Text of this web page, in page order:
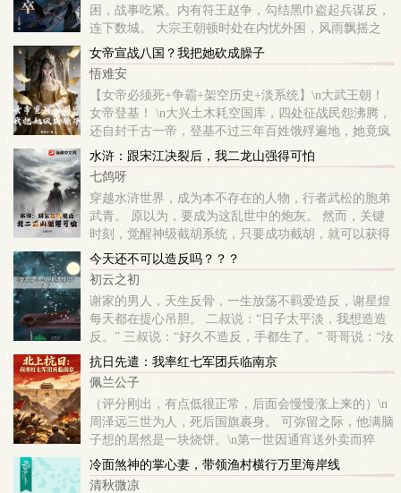
困，战事吃紧。内有符王赵争，勾结黑巾盗起兵谋反，
连下数城。 大宗王朝顿时处在内忧外困，风雨飘摇之
中。同年冬，林丰意外穿越至距边城八十里的胡西铺
乡，岭兜子村烽火台，成为一名镇西军戍守烽火台的
步...
女帝宣战八国？我把她砍成臊子
悟难安
【女帝必须死+争霸+架空历史+淡系统】\n大武王朝！
女帝登基！ \n大兴土木耗空国库，四处征战民怨沸腾，
还自封千古一帝，登基不过三年百姓饿殍遍地，她竟疯
魔到直接宣战八国！ \n刘冠一穿越，就体验地狱开局，
饿得趴在路边啃树皮，满心绝...
水浒：跟宋江决裂后，我二龙山强得可怕
七鸽呀
穿越水浒世界，成为本不存在的人物，行者武松的胞弟
武青。 原以为，要成为这乱世中的炮灰。 然而，关键
时刻，觉醒神级截胡系统，只要成功截胡，就可以获得
各种各样的系统奖励。 “叮咚，恭喜宿主截胡宋江，成
功阻止梁山招安，获得奖励万吨...
今天还不可以造反吗？？？
初云之初
谢家的男人，天生反骨，一生放荡不羁爱造反，谢星煌
每天都在提心吊胆。 二叔说：“日子太平淡，我想造造
反。” 三叔说：“好久不造反，手都生了。” 哥哥说：“汝
阳王欺负妹妹，我把他杀了。” 父亲拍案而起：“太好
了，终于有理由...
抗日先遣：我率红七军团兵临南京
佩兰公子
（评分刚出，有点低很正常，后面会慢慢涨上来的）\n
周泽远三世为人，死后国旗裹身。 可弥留之际，他满脑
子想的居然是一块烧饼。\n第一世因通宵送外卖而猝
死，第二世穿越修仙世界，九死一生熬到渡劫飞升。 天
道降下五重心魔劫，只要坚守道心，...
冷面煞神的掌心妻，带领渔村横行万里海岸线
清秋微凉